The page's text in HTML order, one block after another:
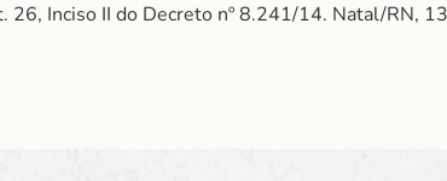
26, Inciso II do Decreto nº 8.241/14. Natal/RN,